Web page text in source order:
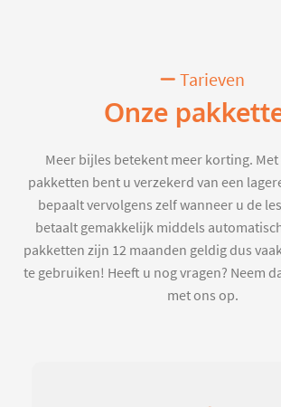
Tarieven
Onze
Meer bijles betekent meer korting. Met
pakketten bent u verzekerd van een
bepaalt vervolgens zelf wanneer u de
betaalt gemakkelijk middels
pakketten zijn 12 maanden geldig dus
te gebruiken! Heeft u nog vragen? Neem
met ons op.